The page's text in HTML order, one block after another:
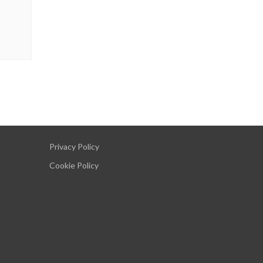
Privacy Policy
Cookie Policy